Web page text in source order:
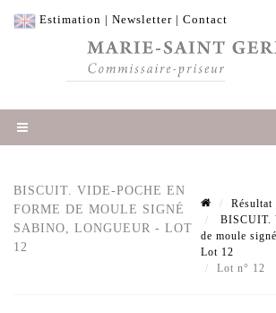
Estimation | Newsletter | Contact
BISCUIT. VIDE-POCHE EN
FORME DE MOULE SIGNÉ
SABINO, LONGUEUR - LOT
12
Résultat
BISCUIT.
de moule
Lot 12
Lot n° 12